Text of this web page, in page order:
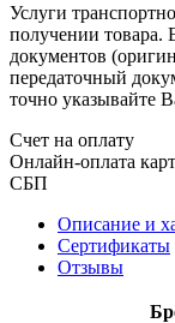
Услуги
получении товара.
документов
передаточный
точно указывайте
Счет на оплату
Онлайн-оплата
СБП
Описание и
Сертификаты
Отзывы